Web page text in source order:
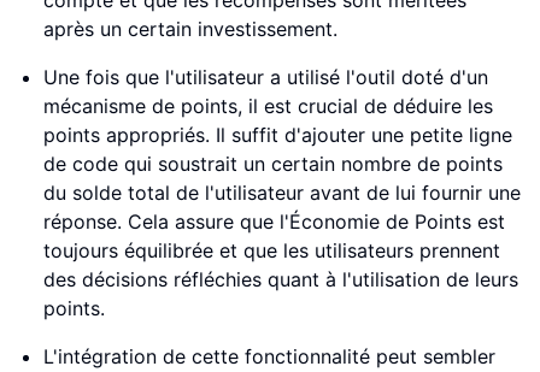
après un certain investissement.
Une fois que l'utilisateur a utilisé l'outil doté d'un
mécanisme de points, il est crucial de déduire les
points appropriés. Il suffit d'ajouter une petite ligne
de code qui soustrait un certain nombre de points
du solde total de l'utilisateur avant de lui fournir une
réponse. Cela assure que l'Économie de Points est
toujours équilibrée et que les utilisateurs prennent
des décisions réfléchies quant à l'utilisation de leurs
points.
L'intégration de cette fonctionnalité peut sembler